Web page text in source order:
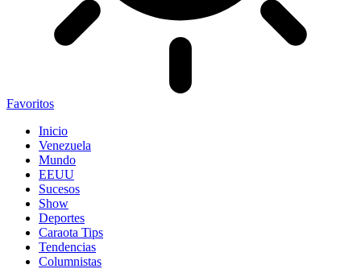
Favoritos
Inicio
Venezuela
Mundo
EEUU
Sucesos
Show
Deportes
Caraota Tips
Tendencias
Columnistas